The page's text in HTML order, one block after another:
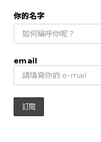
你的名字
email